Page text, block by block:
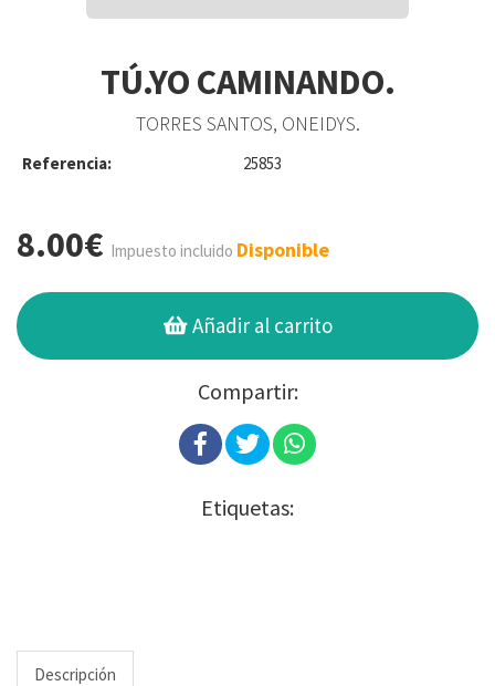
TÚ.YO CAMINANDO.
TORRES SANTOS, ONEIDYS.
Referencia: 25853
8.00€ Impuesto incluido Disponible
Añadir al carrito
Compartir:
Etiquetas:
Descripción